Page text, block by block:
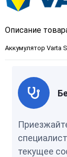
Описание
Аккумулятор Varta
текущее